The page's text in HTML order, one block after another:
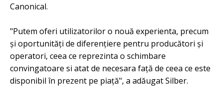
Canonical.
"Putem oferi utilizatorilor o nouă experienta, precum
și oportunități de diferențiere pentru producători și
operatori, ceea ce reprezinta o schimbare
convingatoare si atat de necesara față de ceea ce este
disponibil în prezent pe piață", a adăugat Silber.